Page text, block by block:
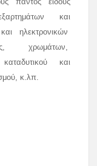
και
ηλεκτρονικών
χρωμάτων,
και
κ.λπ.